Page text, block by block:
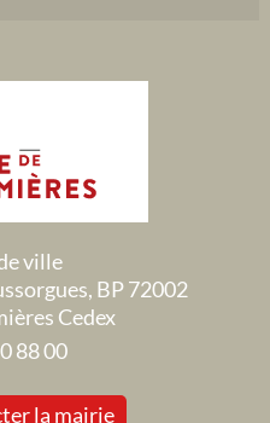
ville
BP 72002
Cedex
88 00
la mairie